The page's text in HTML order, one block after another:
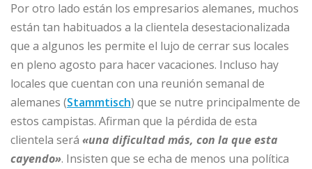
Por otro lado están los empresarios alemanes, muchos
están tan habituados a la clientela desestacionalizada
que a algunos les permite el lujo de cerrar sus locales
en pleno agosto para hacer vacaciones. Incluso hay
locales que cuentan con una reunión semanal de
alemanes (Stammtisch) que se nutre principalmente de
estos campistas. Afirman que la pérdida de esta
clientela será «una dificultad más, con la que esta
cayendo». Insisten que se echa de menos una política